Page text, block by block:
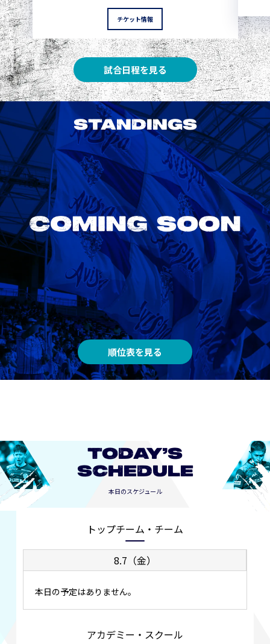
チケット情報
試合日程を見る
STANDINGS
順位表を見る
TODAY’S
SCHEDULE
本日のスケジュール
トップチーム・チーム
8.7（金）
本日の予定はありません。
アカデミー・スクール